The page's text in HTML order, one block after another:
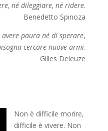
né dileggiare, né ridere.
Benedetto Spinoza
paura né di sperare,
cercare nuove armi.
Gilles Deleuze
Non è difficile morire,
difficile è vivere. Non